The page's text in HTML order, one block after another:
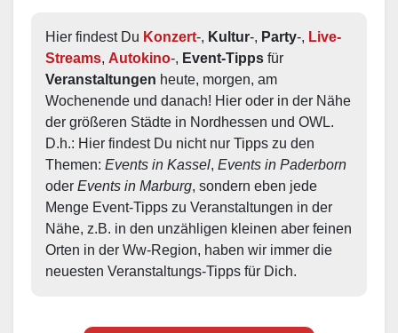
Hier findest Du Konzert-, Kultur-, Party-, Live-
Streams, Autokino-, Event-Tipps
Veranstaltungen heute, morgen, am
Wochenende und danach! Hier oder in der Nähe
der größeren Städte in Nordhessen und OWL.
D.h.: Hier findest Du nicht nur Tipps zu den
Themen: Events in Kassel, Events in Paderborn
oder Events in Marburg, sondern eben jede
Menge Event-Tipps zu Veranstaltungen in der
Nähe, z.B. in den unzähligen kleinen aber feinen
Orten in der Ww-Region, haben wir immer die
neuesten Veranstaltungs-Tipps für Dich.